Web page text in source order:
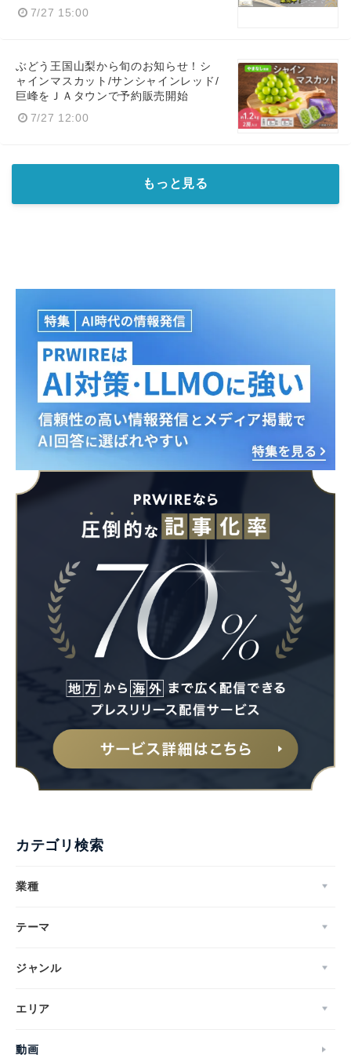
7/27 15:00
ぶどう王国山梨から旬のお知らせ！シ
ャインマスカット/サンシャインレッド/
巨峰をＪＡタウンで予約販売開始
7/27 12:00
もっと見る
カテゴリ検索
業種
テーマ
ジャンル
エリア
動画